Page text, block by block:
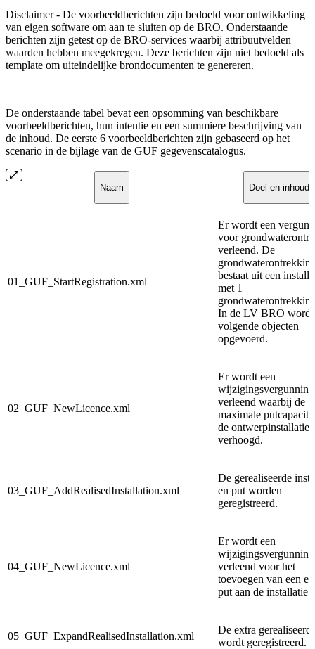
Disclaimer - De voorbeeldberichten zijn bedoeld voor ontwikkeling
van eigen software om aan te sluiten op de BRO. Onderstaande
berichten zijn getest op de BRO-services waarbij attribuutvelden
waarden hebben meegekregen. Deze berichten zijn niet bedoeld als
template om uiteindelijke brondocumenten te genereren.
De onderstaande tabel bevat een opsomming van beschikbare
voorbeeldberichten, hun intentie en een summiere beschrijving van
de inhoud. De eerste 6 voorbeeldberichten zijn gebaseerd op het
scenario in de bijlage van de GUF gegevenscatalogus.
Naam Doel en inhoud
01_GUF_StartRegistration.xml
Er wordt een
voor
verleend. De
bestaat uit een
met 1
In de LV BRO
volgende objecten
opgevoerd.
02_GUF_NewLicence.xml
Er wordt een
wijzigingsvergunning
verleend waarbij de
maximale
de ontwerpinstallatie
verhoogd.
03_GUF_AddRealisedInstallation.xml
De gerealiseerde
en put worden
geregistreerd.
04_GUF_NewLicence.xml
Er wordt een
wijzigingsvergunning
verleend voor het
toevoegen van een
put aan de installatie.
05_GUF_ExpandRealisedInstallation.xml
De extra
wordt geregistreerd.